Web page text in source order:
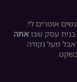
אומרים לי:
בנית עסק שבואתה
אולי עובד ב-20. ואולי גם ב-40. אבל מעל נקודה